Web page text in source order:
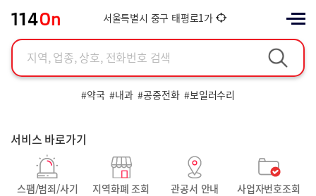
서울특별시 중구 태평로1가
지역, 업종, 상호, 전화번호 검색
#약국 #내과 #공중전화 #보일러수리
서비스 바로가기
스팸/범죄/사기 지역화폐 조회 관공서 안내 사업자번호조회